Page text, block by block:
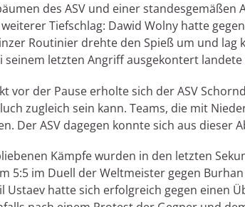
des ASV und einer
Tiefschlag: Dawid Wolny hatte
Routinier drehte den Spieß um und
seinem letzten Angriff ausgekontert
vor der Pause erholte sich der ASV
zugleich sein kann. Teams, die mit
Der ASV dagegen konnte sich aus dieser
Kämpfe wurden in den letzten
5:5 im Duell der Weltmeister gegen
Ustaev hatte sich erfolgreich gegen einen